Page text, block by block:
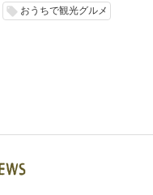
local_offer おうちで観光グルメ